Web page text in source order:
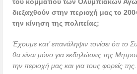
διεξαχθούν στην περιοχή μας το
την κίνηση της πολιτείας;
Έχουμε κατ’ επανάληψιν τονίσει ότι το
θα είναι μόνο για εκδηλώσεις της
την περιοχή μας και για τους φορείς